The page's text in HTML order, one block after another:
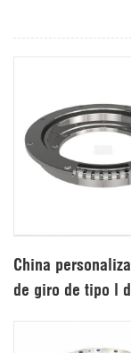
China
de giro de tipo l